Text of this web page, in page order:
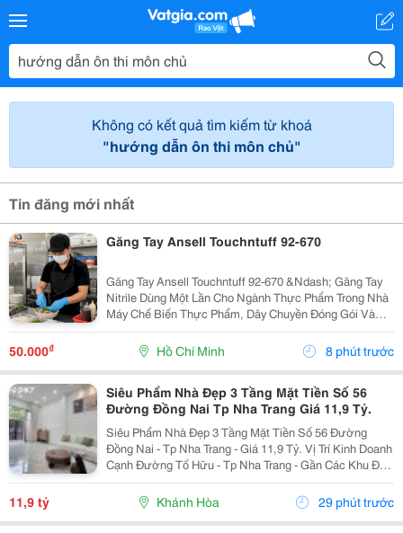
Không có kết quả tìm kiếm từ khoá
"hướng dẫn ôn thi môn chủ"
Tin đăng mới nhất
Găng Tay Ansell Touchntuff 92-670
Găng Tay Ansell Touchntuff 92-670 &Ndash; Găng Tay
Nitrile Dùng Một Lần Cho Ngành Thực Phẩm Trong Nhà
Máy Chế Biến Thực Phẩm, Dây Chuyền Đóng Gói Và
Khu Vực Yêu Cầu Vệ Sinh Nghiêm Ngặt, Việc Sử Dụng
Găng Tay Nitrile Dùng Một Lần Giúp Hạn Chế Nguy...
50.000₫ Hồ Chí Minh 8 phút trước
Siêu Phẩm Nhà Đẹp 3 Tầng Mặt Tiền Số 56
Đường Đồng Nai Tp Nha Trang Giá 11,9 Tỷ.
Siêu Phẩm Nhà Đẹp 3 Tầng Mặt Tiền Số 56 Đường
Đồng Nai - Tp Nha Trang - Giá 11,9 Tỷ. Vị Trí Kinh Doanh
Cạnh Đường Tố Hữu - Tp Nha Trang - Gần Các Khu Đô
Thị. Nhà Mới Đẹp 3 Tầng Mặt Tiền + 1 Mặt Hẻm - Kiến
Trúc Hiện Đại - Đầy Đủ Tiện Nghi. - Nhà Có...
11,9 tỷ Khánh Hòa 29 phút trước